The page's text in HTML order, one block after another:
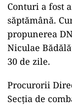
Conturi a fost
săptămână.
propunerea
Niculae
30 de zile.
Procurorii
Secţia de